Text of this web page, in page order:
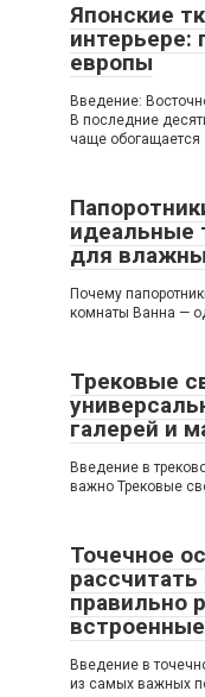
Японские
интерьере:
европы
Введение:
В последние
чаще обогащается
идеальные
для
Почему
комнаты Ванна —
Трековые
галерей и
Введение в
важно Трековые
Точечное
правильно
Введение в
из самых важных